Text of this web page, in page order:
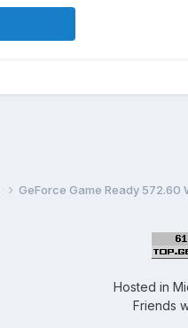
GeForce Game Ready 572.60
Hosted in
Friends